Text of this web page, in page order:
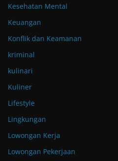
Kesehatan Mental
Keuangan
Konflik dan Keamanan
kriminal
kulinari
Kuliner
Lifestyle
Lingkungan
Lowongan Kerja
Lowongan Pekerjaan